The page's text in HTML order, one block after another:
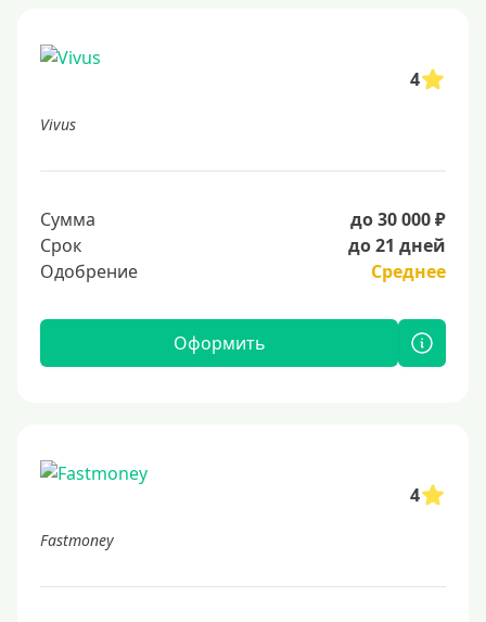
4
Vivus
Сумма
до 30 000 ₽
Срок
до 21 дней
Одобрение
Среднее
Оформить
4
Fastmoney